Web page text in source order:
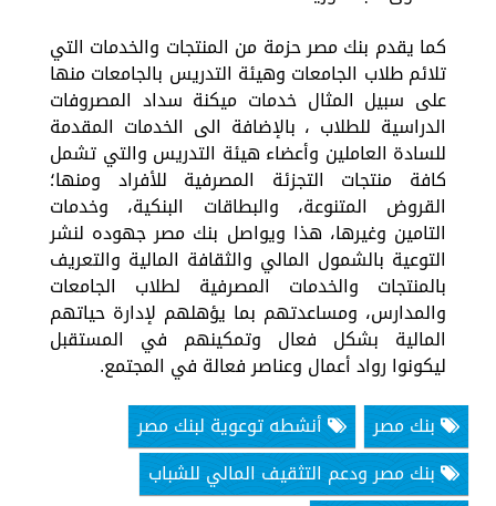
كما يقدم بنك مصر حزمة من المنتجات والخدمات التي
تلائم طلاب الجامعات وهيئة التدريس بالجامعات منها
على سبيل المثال خدمات ميكنة سداد المصروفات
الدراسية للطلاب ، بالإضافة الى الخدمات المقدمة
للسادة العاملين وأعضاء هيئة التدريس والتي تشمل
كافة منتجات التجزئة المصرفية للأفراد ومنها؛
القروض المتنوعة، والبطاقات البنكية، وخدمات
التامين وغيرها، هذا ويواصل بنك مصر جهوده لنشر
التوعية بالشمول المالي والثقافة المالية والتعريف
بالمنتجات والخدمات المصرفية لطلاب الجامعات
والمدارس، ومساعدتهم بما يؤهلهم لإدارة حياتهم
المالية بشكل فعال وتمكينهم في المستقبل
ليكونوا رواد أعمال وعناصر فعالة في المجتمع.
بنك مصر
أنشطه توعوية لبنك مصر
بنك مصر ودعم التثقيف المالي للشباب